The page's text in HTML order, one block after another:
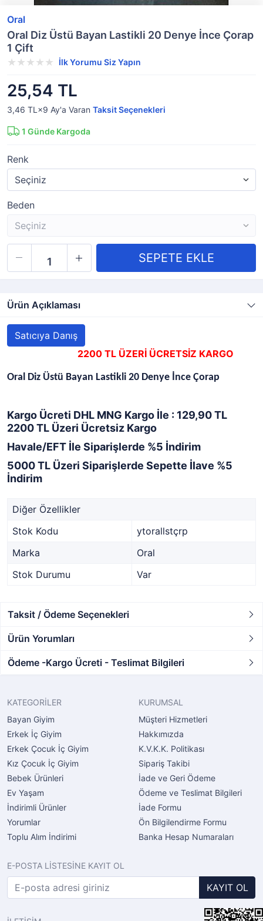
Oral
Oral Diz Üstü Bayan Lastikli 20 Denye İnce Çorap
1 Çift
İlk Yorumu Siz Yapın
25,54 TL
3,46 TL×9 Ay'a Varan Taksit Seçenekleri
1 Günde Kargoda
Renk
Beden
Ürün Açıklaması
Satıcıya Danış
2200 TL ÜZERİ ÜCRETSİZ KARGO
Oral Diz Üstü Bayan Lastikli 20 Denye İnce Çorap
Kargo Ücreti DHL MNG Kargo İle : 129,90 TL
2200 TL Üzeri Ücretsiz Kargo
Havale/EFT İle Siparişlerde %5 İndirim
5000 TL Üzeri Siparişlerde Sepette İlave %5
İndirim
Diğer Özellikler
Stok Kodu
ytorallstçrp
Marka
Oral
Stok Durumu
Var
Taksit / Ödeme Seçenekleri
Ürün Yorumları
Ödeme -Kargo Ücreti - Teslimat Bilgileri
KATEGORİLER
Bayan Giyim
Erkek İç Giyim
Erkek Çocuk İç Giyim
Kız Çocuk İç Giyim
Bebek Ürünleri
Ev Yaşam
İndirimli Ürünler
Yorumlar
Toplu Alım İndirimi
KURUMSAL
Müşteri Hizmetleri
Hakkımızda
K.V.K.K. Politikası
Sipariş Takibi
İade ve Geri Ödeme
Ödeme ve Teslimat Bilgileri
İade Formu
Ön Bilgilendirme Formu
Banka Hesap Numaraları
E-POSTA LİSTESİNE KAYIT OL
KAYIT OL